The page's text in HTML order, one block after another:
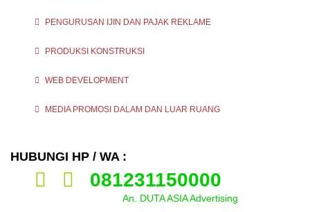
PENGURUSAN IJIN DAN PAJAK REKLAME
PRODUKSI KONSTRUKSI
WEB DEVELOPMENT
MEDIA PROMOSI DALAM DAN LUAR RUANG
HUBUNGI HP / WA :
081231150000
An. DUTA ASIA Advertising